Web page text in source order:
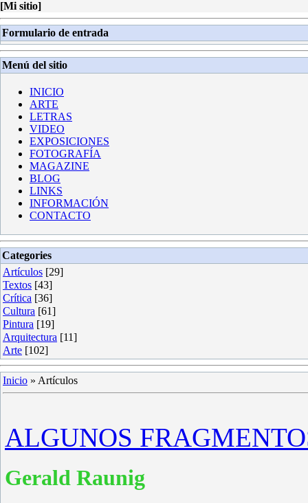
[Mi sitio]
Formulario de entrada
Menú del sitio
INICIO
ARTE
LETRAS
VIDEO
EXPOSICIONES
FOTOGRAFÍA
MAGAZINE
BLOG
LINKS
INFORMACIÓN
CONTACTO
Categories
Artículos [29]
Textos [43]
Crítica [36]
Cultura [61]
Pintura [19]
Arquitectura [11]
Arte [102]
Inicio » Artículos
ALGUNOS
Gerald Raunig